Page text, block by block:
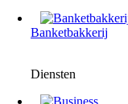
Banketbakkerij
Diensten